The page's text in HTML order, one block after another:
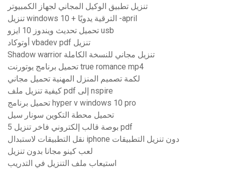
تنزيل تطبيق الوكيل المجاني لجهاز الكمبيوتر
تنزيل windows 10 + الترقية يدويًا -april
تحميل تحديث ويندوز 10 ايزو usb
أوتوكاد vbadev pdf تنزيل
Shadow warrior تنزيل مجاني للنسخة الكاملة
تحميل برنامج يوتورنت true romance mp4
لكمة تصميم المنزل المهنية تحميل مجاني
كيفية تنزيل ملف pdf إلى nspire
تحميل برنامج hyper v windows 10 pro
تحميل محطة التكوين سونار سيل
5 بوصة قالب إلكتروني فاخر تنزيل pdf
نقل التطبيقات لاستبدال iphone دون تنزيل التطبيقات
لعب كينو مجانا بدون تنزيل
استيعاب ملف التنزيل في التدريب